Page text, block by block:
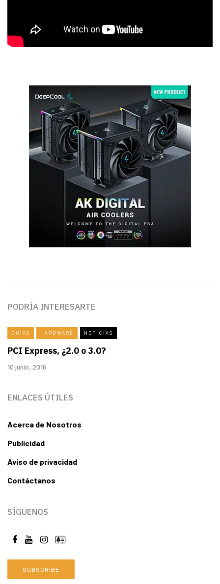
PODRÍA INTERESARTE
GUÍAS HARDWARE NOTICIAS
PCI Express, ¿2.0 o 3.0?
10 junio, 2016
ENLACES ÚTILES
Acerca de Nosotros
Publicidad
Aviso de privacidad
Contáctanos
SÍGUENOS
SUBSCRIBE